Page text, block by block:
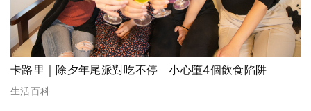
卡路里｜除夕年尾派對吃不停 小心墮4個飲食陷阱
生活百科